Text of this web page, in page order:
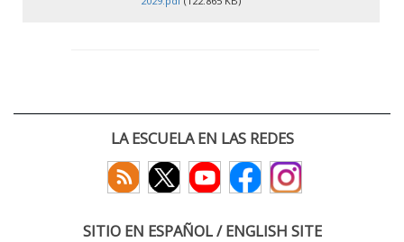
LA ESCUELA EN LAS REDES
SITIO EN ESPAÑOL / ENGLISH SITE